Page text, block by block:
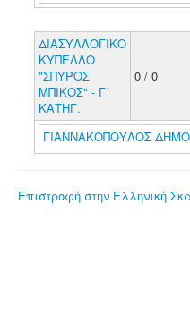
ΔΙΑΣΥΛΛΟΓΙΚΟ
ΚΥΠΕΛΛΟ
"ΣΠΥΡΟΣ
ΜΠΙΚΟΣ" - Γ΄
ΚΑΤΗΓ.
0 / 0
ΓΙΑΝΝΑΚΟΠΟΥΛΟΣ
Επιστροφή στην Ελληνική